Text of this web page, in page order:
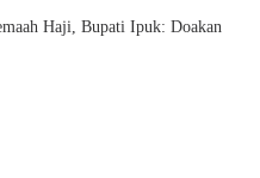
Haji, Bupati Ipuk: Doakan